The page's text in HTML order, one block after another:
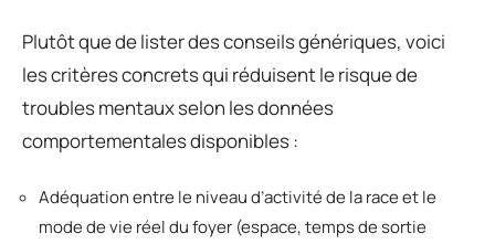
Plutôt que de lister des conseils génériques, voici
les critères concrets qui réduisent le risque de
troubles mentaux selon les données
comportementales disponibles :
Adéquation entre le niveau d’activité de la race et le
mode de vie réel du foyer (espace, temps de sortie